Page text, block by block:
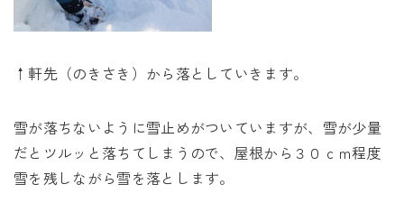
↑軒先（のきさき）から落としていきます。
雪が落ちないように雪止めがついていますが、雪が少量
だとツルッと落ちてしまうので、屋根から３０ｃｍ程度
雪を残しながら雪を落とします。